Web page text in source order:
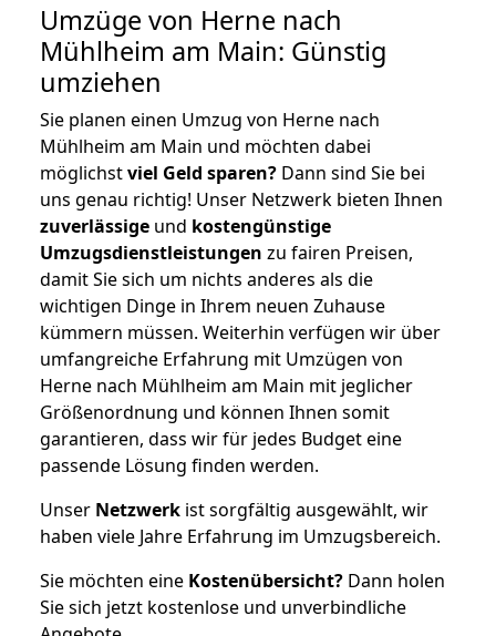
Umzüge von Herne nach
Mühlheim am Main: Günstig
umziehen
Sie planen einen Umzug von Herne nach
Mühlheim am Main und möchten dabei
möglichstviel Geld sparen? Dann sind Sie bei
uns genau richtig! Unser Netzwerk bieten Ihnen
zuverlässige und kostengünstige
Umzugsdienstleistungen zu fairen Preisen,
damit Sie sich um nichts anderes als die
wichtigen Dinge in Ihrem neuen Zuhause
kümmern müssen. Weiterhin verfügen wir über
umfangreiche Erfahrung mit Umzügen von
Herne nach Mühlheim am Main mit jeglicher
Größenordnung und können Ihnen somit
garantieren, dass wir für jedes Budget eine
passende Lösung finden werden.
Unser Netzwerk ist sorgfältig ausgewählt, wir
haben viele Jahre Erfahrung im Umzugsbereich.
Sie möchten eine Kostenübersicht? Dann holen
Sie sich jetzt kostenlose und unverbindliche